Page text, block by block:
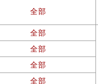
全部
全部
全部
全部
全部